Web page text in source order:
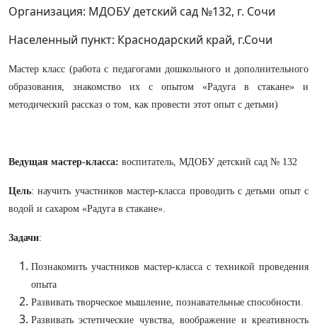
Организация: МДОБУ детский сад №132, г. Сочи
Населенный пункт: Краснодарский край, г.Сочи
Мастер класс (работа с педагогами дошкольного и дополнительного
образования, знакомство их с опытом «Радуга в стакане» и
методический рассказ о том, как провести этот опыт с детьми)
Ведущая мастер-класса: воспитатель, МДОБУ детский сад № 132
Цель: научить участников мастер-класса проводить с детьми опыт с
водой и сахаром «Радуга в стакане».
Задачи:
Познакомить участников мастер-класса с техникой проведения
опыта
Развивать творческое мышление, познавательные способности.
Развивать эстетические чувства, воображение и креативность